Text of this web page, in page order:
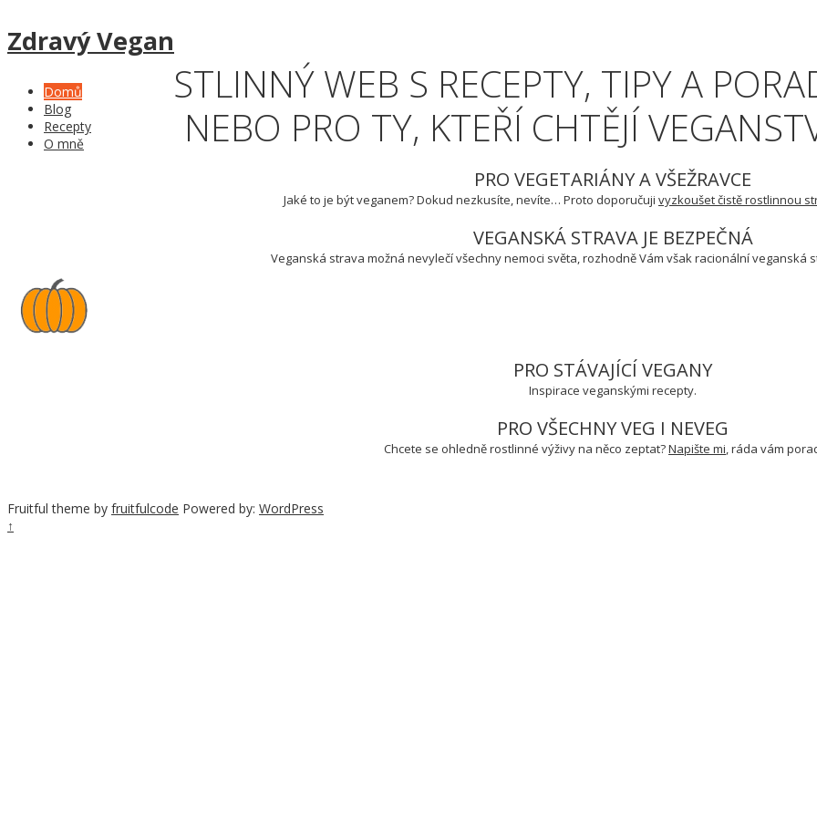
Zdravý Vegan
Domů
Blog
Recepty
O mně
100% ROSTLINNÝ WEB S RECEPTY, TIPY A
NEBO PRO TY, KTEŘÍ CHTĚJÍ
PRO VEGETARIÁNY A VŠEŽRAVCE
Jaké to je být veganem? Dokud nezkusíte, nevíte… Proto doporučuji vyzkoušet čistě rostlinnou
VEGANSKÁ STRAVA JE BEZPEČNÁ
Veganská strava možná nevylečí všechny nemoci světa, rozhodně Vám však racionální veganská
PRO STÁVAJÍCÍ VEGANY
Inspirace veganskými recepty.
PRO VŠECHNY VEG I NEVEG
Chcete se ohledně rostlinné výživy na něco zeptat?Napište mi, ráda vám
Fruitful theme by fruitfulcode Powered by: WordPress
↑